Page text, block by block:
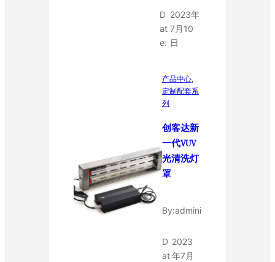
D
at
e:
2023年
7月10
日
产品中心
定制配套系
列
创客达新
一代VUV
光清洗灯
罩
By:admini
D
at
2023
年7月